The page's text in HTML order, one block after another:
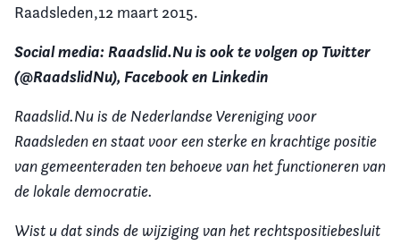
Raadsleden,12 maart 2015.
Social media: Raadslid.Nu is ook te volgen op Twitter
(@RaadslidNu), Facebook en Linkedin
Raadslid.Nu is de Nederlandse Vereniging voor
Raadsleden en staat voor een sterke en krachtige positie
van gemeenteraden ten behoeve van het functioneren van
de lokale democratie.
Wist u dat sinds de wijziging van het rechtspositiebesluit